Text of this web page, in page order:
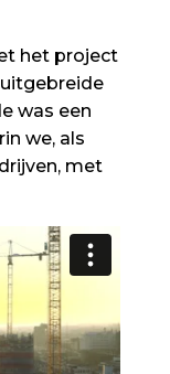
het project
was een
we, als
met